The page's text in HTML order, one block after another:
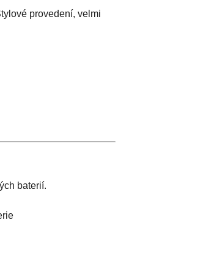
provedení, velmi
baterií.